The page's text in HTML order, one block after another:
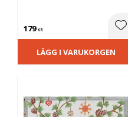
179KR
LÄGG I VARUKORGEN